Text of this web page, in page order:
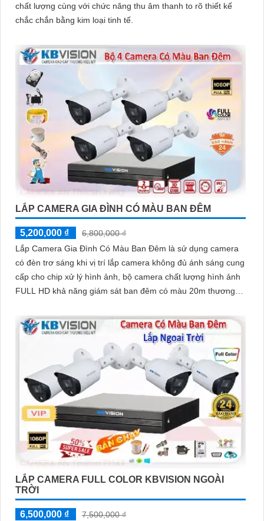
chất lượng cùng với chức năng thu âm thanh to rõ thiết kế
chắc chắn bằng kim loại tinh tế.
LẮP CAMERA GIA ĐÌNH CÓ MÀU BAN ĐÊM
5,200,000 ₫
6,800,000 ₫
Lắp Camera Gia Đình Có Màu Ban Đêm là sử dụng camera
có đèn trơ sáng khi vị trí lắp camera không đủ ánh sáng cung
cấp cho chip xử lý hình ảnh, bộ camera chất lượng hình ảnh
FULL HD khả năng giám sát ban đêm có màu 20m thương
LẮP CAMERA FULL COLOR KBVISION NGOÀI
TRỜI
6,500,000 ₫
7,500,000 ₫